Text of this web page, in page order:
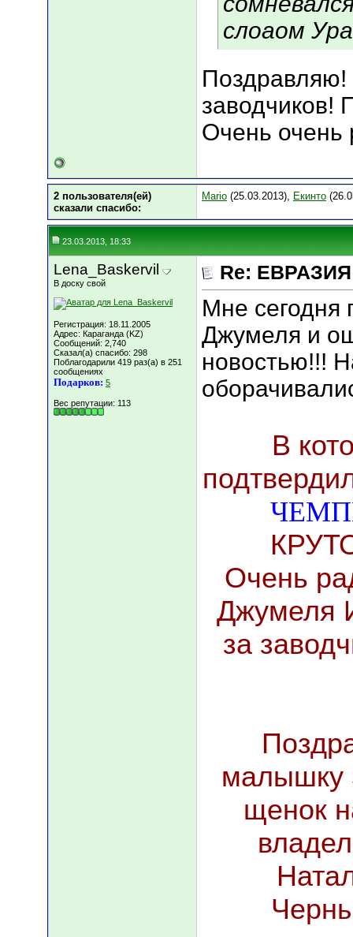
слоаом
заводчиков!
Очень очень
2 пользователя(ей)
сказали cпасибо:
Mario (25.03.2013), Екинто
23.03.2013, 18:33
Lena_Baskervil
В доску свой
Регистрация: 18.11.2005
Адрес: Караганда (KZ)
Сообщений: 2,740
Сказал(а) спасибо: 298
Поблагодарили 419 раз(а) в 251
сообщениях
Подарков: 5
Вес репутации: 113
Re: ЕВРАЗИЯ
Мне сегодня
Джумеля и
новостью!!!
В
Очень
Джумеля
за
малышку
щенок